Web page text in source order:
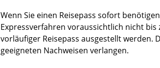
Wenn Sie einen Reisepass sofort
Expressverfahren voraussichtlich nicht
vorläufiger Reisepass ausgestellt werden.
geeigneten Nachweisen verlangen.